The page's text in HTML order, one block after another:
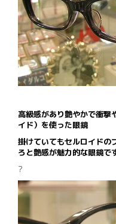
高級感があり艶やかで衝
イド）を使った眼鏡
掛けていてもセルロイドの
ろと艶感が魅力的な眼鏡で
?